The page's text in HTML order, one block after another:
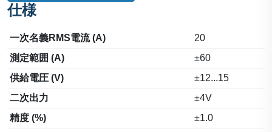
仕様
一次名義RMS電流 (A)
20
測定範囲 (A)
±60
供給電圧 (V)
±12...15
二次出力
±4V
精度 (%)
±1.0